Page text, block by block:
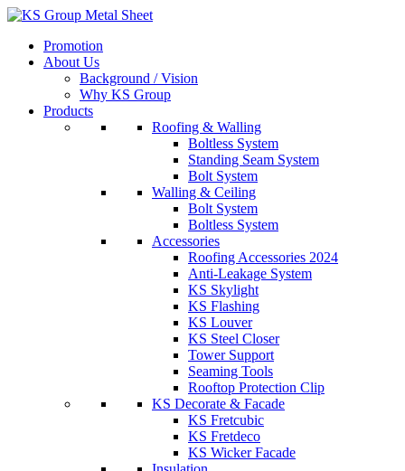
Skip
contentPromotion
About Us
Background / Vision
Why KS Group
Products
Roofing & Walling
Boltless System
Standing Seam System
Bolt System
Walling & Ceiling
Bolt System
Boltless System
Accessories
Roofing Accessories 2024
Anti-Leakage System
KS Skylight
KS Flashing
KS Louver
KS Steel Closer
Tower Support
Seaming Tools
Rooftop Protection Clip
KS Decorate & Facade
KS Fretcubic
KS Fretdeco
KS Wicker Facade